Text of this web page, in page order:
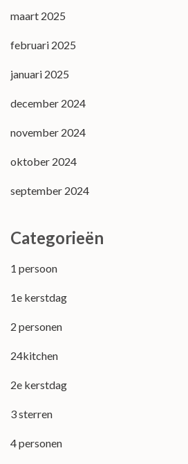
maart 2025
februari 2025
januari 2025
december 2024
november 2024
oktober 2024
september 2024
Categorieën
1 persoon
1e kerstdag
2 personen
24kitchen
2e kerstdag
3 sterren
4 personen